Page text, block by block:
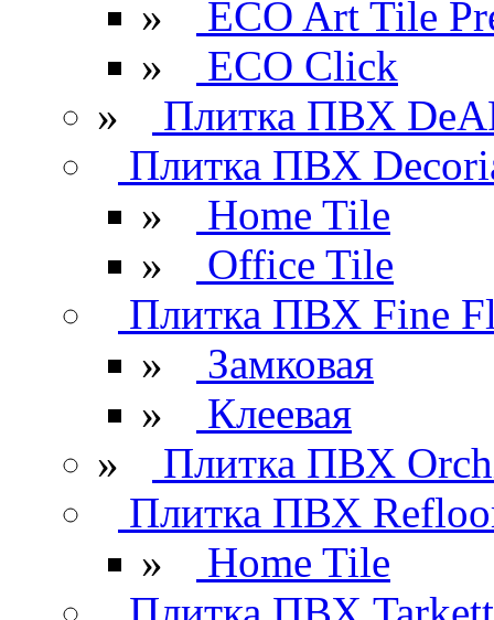
»
ECO Art Tile
»
ECO Click
»
Плитка ПВХ
Плитка ПВХ
»
Home Tile
»
Office Tile
Плитка ПВХ Fine
»
Замковая
»
Клеевая
»
Плитка ПВХ
Плитка ПВХ
»
Home Tile